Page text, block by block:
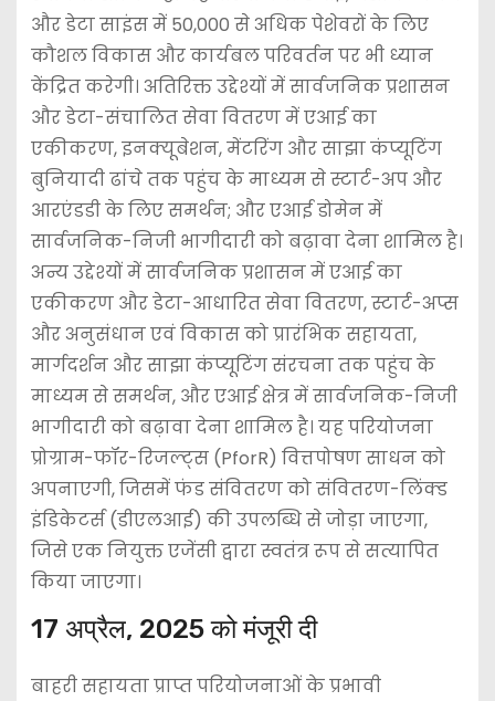
और डेटा साइंस में 50,000 से अधिक पेशेवरों के लिए
कौशल विकास और कार्यबल परिवर्तन पर भी ध्यान
केंद्रित करेगी। अतिरिक्त उद्देश्यों में सार्वजनिक प्रशासन
और डेटा-संचालित सेवा वितरण में एआई का
एकीकरण, इनक्यूबेशन, मेंटरिंग और साझा कंप्यूटिंग
बुनियादी ढांचे तक पहुंच के माध्यम से स्टार्ट-अप और
आरएंडडी के लिए समर्थन; और एआई डोमेन में
सार्वजनिक-निजी भागीदारी को बढ़ावा देना शामिल है।
अन्य उद्देश्यों में सार्वजनिक प्रशासन में एआई का
एकीकरण और डेटा-आधारित सेवा वितरण, स्टार्ट-अप्स
और अनुसंधान एवं विकास को प्रारंभिक सहायता,
मार्गदर्शन और साझा कंप्यूटिंग संरचना तक पहुंच के
माध्यम से समर्थन, और एआई क्षेत्र में सार्वजनिक-निजी
भागीदारी को बढ़ावा देना शामिल है। यह परियोजना
प्रोग्राम-फॉर-रिजल्ट्स (PforR) वित्तपोषण साधन को
अपनाएगी, जिसमें फंड संवितरण को संवितरण-लिंक्ड
इंडिकेटर्स (डीएलआई) की उपलब्धि से जोड़ा जाएगा,
जिसे एक नियुक्त एजेंसी द्वारा स्वतंत्र रूप से सत्यापित
किया जाएगा।
17 अप्रैल, 2025 को मंजूरी दी
बाहरी सहायता प्राप्त परियोजनाओं के प्रभावी